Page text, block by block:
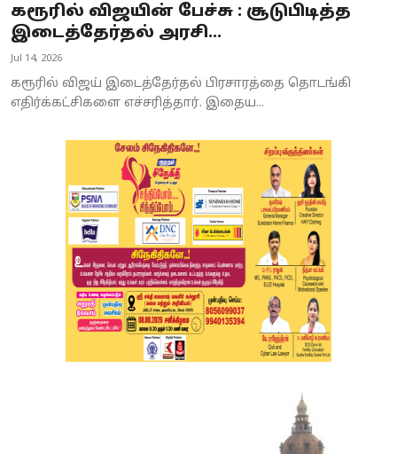
கரூரில் விஜயின் பேச்சு : சூடுபிடித்த
இடைத்தேர்தல் அரசி...
Jul 14, 2026
கரூரில் விஜய் இடைத்தேர்தல் பிரசாரத்தை தொடங்கி
எதிர்க்கட்சிகளை எச்சரித்தார். இதைய...